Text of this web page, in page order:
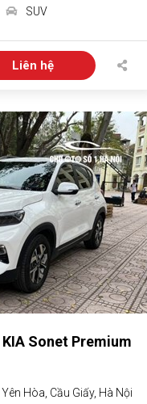
SUV
Liên hệ
KIA Sonet Premium
Hòa, Cầu Giấy, Hà Nội